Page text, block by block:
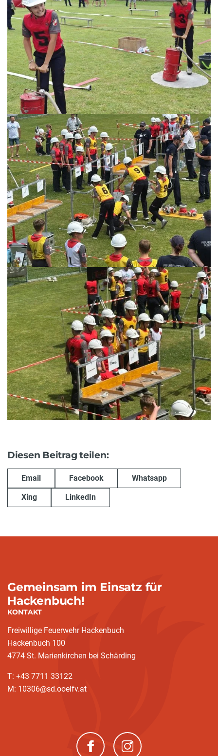
Diesen Beitrag teilen:
Email Facebook Whatsapp
Xing LinkedIn
Gemeinsam im Einsatz für
Hackenbuch!
KONTAKT
Freiwillige Feuerwehr Hackenbuch
Hackenbuch 100
4774 St. Marienkirchen bei Schärding
T: +43 7711 33122
M: 10306@sd.ooelfv.at